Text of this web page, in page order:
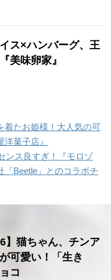
ス×ハンバーグ、王
美味卵家』
着たお姫様！大人気の可
菓子店』
ンス良すぎ！『モロゾ
「Beetle」とのコラボチ
】猫ちゃん、チンア
可愛い！「生き
コ